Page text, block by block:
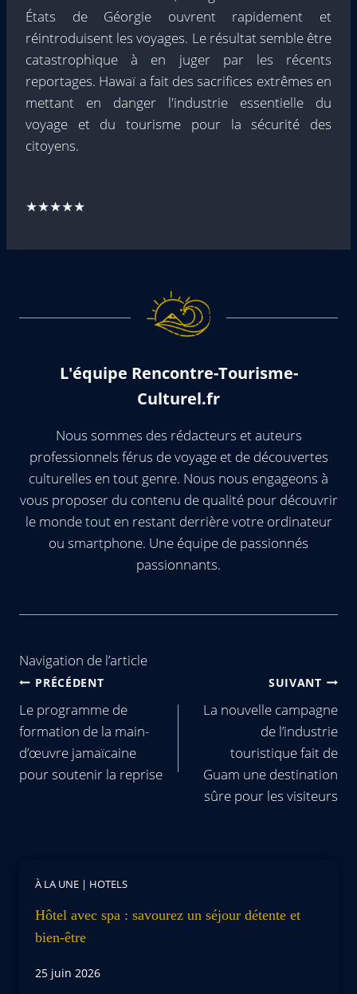
États de Géorgie ouvrent rapidement et
réintroduisent les voyages. Le résultat semble être
catastrophique à en juger par les récents
reportages. Hawaï a fait des sacrifices extrêmes en
mettant en danger l'industrie essentielle du
voyage et du tourisme pour la sécurité des
citoyens.
★★★★★
L'équipe Rencontre-Tourisme-
Culturel.fr
Nous sommes des rédacteurs et auteurs
professionnels férus de voyage et de découvertes
culturelles en tout genre. Nous nous engageons à
vous proposer du contenu de qualité pour découvrir
le monde tout en restant derrière votre ordinateur
ou smartphone. Une équipe de passionnés
passionnants.
Navigation de l’article
PRÉCÉDENT
Le programme de
formation de la main-
d’œuvre jamaïcaine
pour soutenir la reprise
SUIVANT
La nouvelle campagne
de l’industrie
touristique fait de
Guam une destination
sûre pour les visiteurs
À LA UNE | HOTELS
Hôtel avec spa : savourez un séjour détente et
bien-être
25 juin 2026